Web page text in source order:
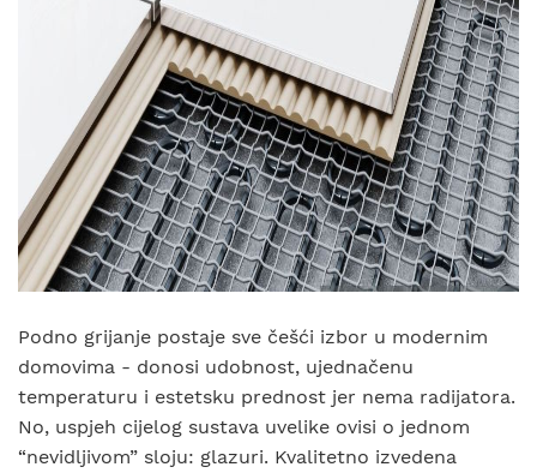
Podno grijanje postaje sve češći izbor u modernim
domovima - donosi udobnost, ujednačenu
temperaturu i estetsku prednost jer nema radijatora.
No, uspjeh cijelog sustava uvelike ovisi o jednom
“nevidljivom” sloju: glazuri. Kvalitetno izvedena